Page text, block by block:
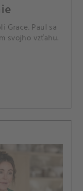
Grace. Paul sa
svojho vzťahu.